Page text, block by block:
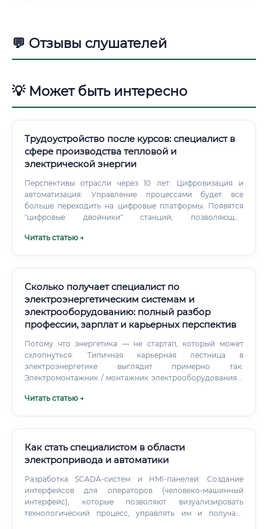
💬 Отзывы слушателей
💡 Может быть интересно
Трудоустройство после курсов: специалист в
сфере производства тепловой и
электрической энергии
Перспективы отрасли через 10 лет: Цифровизация и
автоматизация: Управление процессами будет все
больше переходить на цифровые платформы. Появятся
"цифровые двойники" станций, позволяющие
предсказывать возможные сбои.
Читать статью →
Сколько получает специалист по
электроэнергетическим системам и
электрооборудованию: полный разбор
профессии, зарплат и карьерных перспектив
Потому что энергетика — не стартап, который может
схлопнуться. Типичная карьерная лестница в
электроэнергетике выглядит примерно так:
Электромонтажник / монтажник электрооборудования →
Инженер-электрик начального уровня → работаете с
предприятия → отвечаете за всю электрохозяйство
объекта Начальник электротехнической службы /
серьёзными полномочиями Параллельно возможны
боковые переходы — в проектирование, в наладку, в
техническое обслуживание специализированного
оборудования.
Читать статью →
Как стать специалистом в области
электропривода и автоматики
Разработка SCADA-систем и HMI-панелей: Создание
интерфейсов для операторов (человеко-машинный
интерфейс), которые позволяют визуализировать
технологический процесс, управлять им и получать